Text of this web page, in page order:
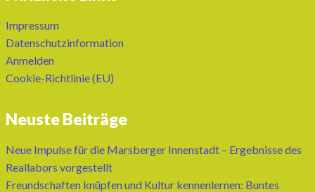
Impressum
Datenschutzinformation
Anmelden
Cookie-Richtlinie (EU)
Neuste Beiträge
Neue Impulse für die Marsberger Innenstadt – Ergebnisse des
Reallabors vorgestellt
Freundschaften knüpfen und Kultur kennenlernen: Buntes